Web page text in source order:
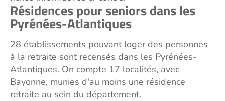
Résidences pour seniors dans les
Pyrénées-Atlantiques
28 établissements pouvant loger des personnes
à la retraite sont recensés dans les Pyrénées-
Atlantiques. On compte 17 localités, avec
Bayonne, munies d'au moins une résidence
retraite au sein du département.